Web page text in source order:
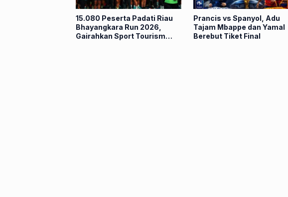
15.080 Peserta Padati Riau
Bhayangkara Run 2026,
Gairahkan Sport Tourism
Prancis vs Spanyol, Adu
Tajam Mbappe dan Yamal
Berebut Tiket Final